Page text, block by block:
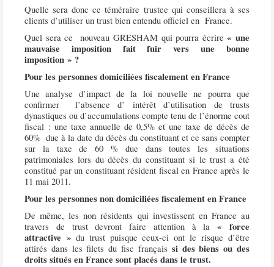
Quelle sera donc ce téméraire trustee qui conseillera à ses
clients d’utiliser un trust bien entendu officiel en France.
Quel sera ce
nouveau GRESHAM qui pourra écrire« une
mauvaise imposition fait fuir vers une bonne
imposition » ?
Pour les personnes domiciliées fiscalement en France
Une analyse d’impact de la loi nouvelle ne pourra que
confirmer
l’absence d’ intérêt d’utilisation de trusts
dynastiques ou d’accumulations compte tenu de l’énorme cout
fiscal : une taxe annuelle de 0,5% et une taxe de décès de
60% due à la date du décès du constituant et ce sans compter
sur la taxe de 60 % due dans toutes les situations
patrimoniales lors du décès du constituant si le trust a été
constitué par un constituant résident fiscal en France après le
11 mai 2011.
Pour les personnes non domiciliées fiscalement en France
De même, les non résidents qui investissent en France au
travers de trust devront faire attention à la« force
attractive »du trust puisque ceux-ci ont le risque d’être
attirés dans les filets du fisc français si des biens ou des
droits situés en France sont placés dans le trust.